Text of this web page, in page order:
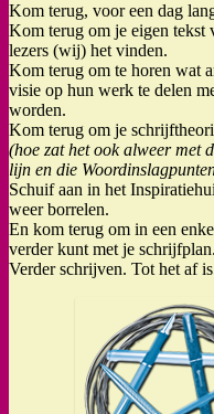
Kom terug, voor een dag
Kom terug om je eigen tekst
lezers (wij) het vinden.
Kom terug om te horen wat
visie op hun werk te delen
worden.
Kom terug om je
(hoe zat het ook alweer met
lijn en die
Schuif aan in het
weer borrelen.
En kom terug om in een
verder kunt met je schrijfplan.
Verder schrijven. Tot het af